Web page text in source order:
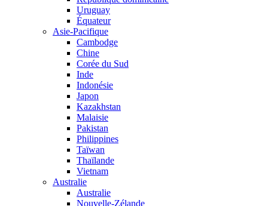
Uruguay
Équateur
Asie-Pacifique
Cambodge
Chine
Corée du Sud
Inde
Indonésie
Japon
Kazakhstan
Malaisie
Pakistan
Philippines
Taïwan
Thaïlande
Vietnam
Australie
Australie
Nouvelle-Zélande